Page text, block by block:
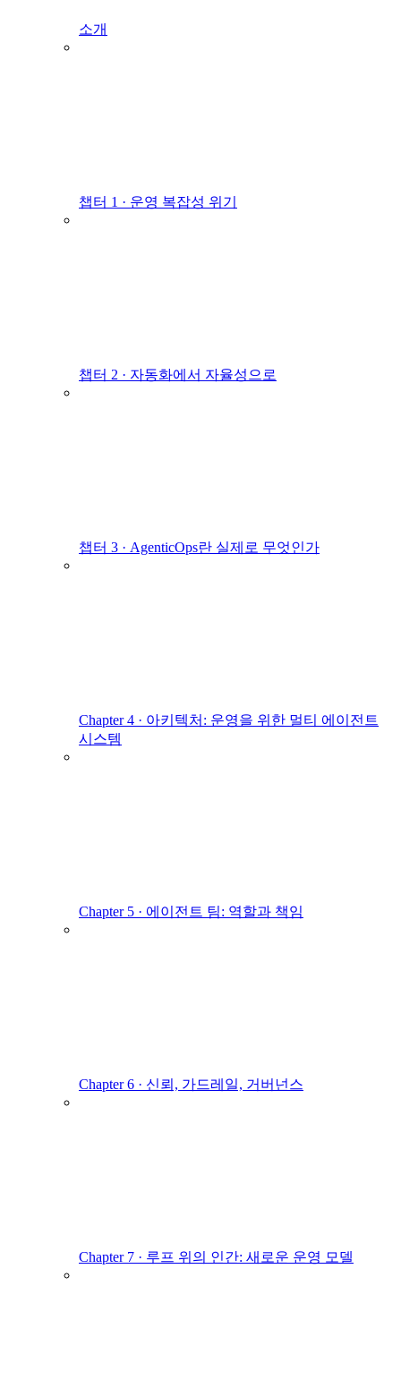
소개
챕터 1 · 운영 복잡성 위기
챕터 2 · 자동화에서 자율성으로
챕터 3 · AgenticOps란 실제로 무엇인가
Chapter 4 · 아키텍처: 운영을 위한 멀티 에이전트
시스템
Chapter 5 · 에이전트 팀: 역할과 책임
Chapter 6 · 신뢰, 가드레일, 거버넌스
Chapter 7 · 루프 위의 인간: 새로운 운영 모델